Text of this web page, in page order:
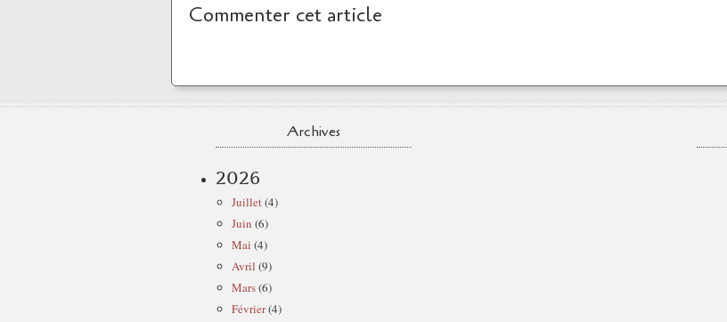
Commenter cet article
Archives
2026
Juillet(4)
Juin (6)
Mai (4)
Avril (9)
Mars(6)
Février(4)